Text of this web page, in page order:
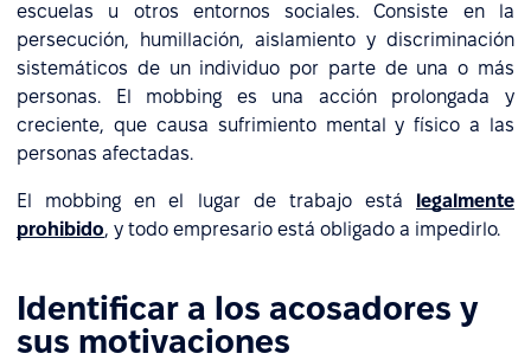
escuelas u otros entornos sociales. Consiste en la
persecución, humillación, aislamiento y discriminación
sistemáticos de un individuo por parte de una o más
personas. El mobbing es una acción prolongada y
creciente, que causa sufrimiento mental y físico a las
personas afectadas.
El mobbing en el lugar de trabajo está legalmente
prohibido, y todo empresario está obligado a impedirlo.
Identificar a los acosadores y
sus motivaciones